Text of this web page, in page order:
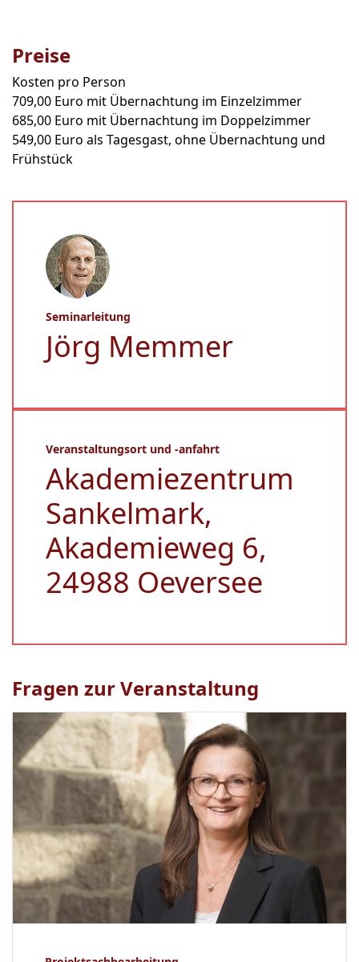
Preise
Kosten pro Person
709,00 Euro mit Übernachtung im Einzelzimmer
685,00 Euro mit Übernachtung im Doppelzimmer
549,00 Euro als Tagesgast, ohne Übernachtung und
Frühstück
Seminarleitung
Jörg Memmer
Veranstaltungsort und -anfahrt
Akademiezentrum
Sankelmark,
Akademieweg 6,
24988 Oeversee
Fragen zur Veranstaltung